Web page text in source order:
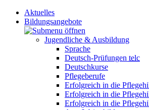
Aktuelles
Bildungsangebote
Jugendliche & Ausbildung
Sprache
Deutsch-Prüfungen telc
Deutschkurse
Pflegeberufe
Erfolgreich in die
Erfolgreich in die
Erfolgreich in die